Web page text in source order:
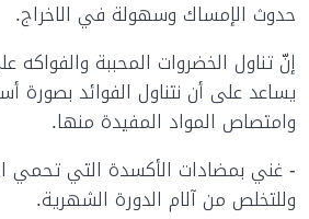
حدوث الإمساك وسهولة في الاخراج.
إنّ تناول الخضروات المحببة
يساعد على أن نتناول الفوائد
وامتصاص المواد المفيدة منها.
- غني بمضادات الأكسدة التي تحمي
وللتخلص من آلام الدورة الشهرية.